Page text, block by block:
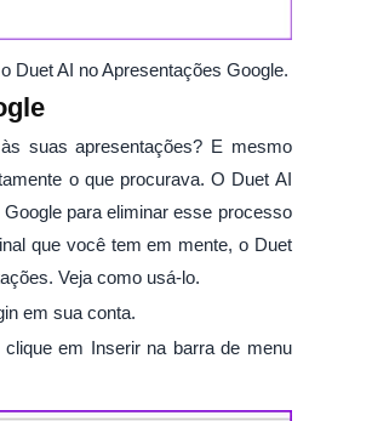
Duet AI no Apresentações Google.
suas apresentações? E mesmo
o que procurava. O Duet AI
para eliminar esse processo
que você tem em mente, o Duet
Veja como usá-lo.
em sua conta.
em Inserir na barra de menu